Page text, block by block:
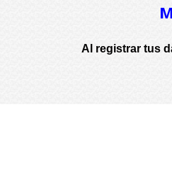
Al registrar tus